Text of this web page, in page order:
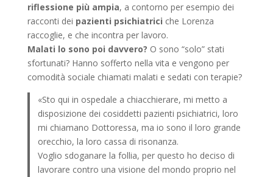
riflessione più ampia, a contorno per esempio dei
racconti dei pazienti psichiatrici che Lorenza
raccoglie, e che incontra per lavoro.
Malati lo sono poi davvero? O sono “solo” stati
sfortunati? Hanno sofferto nella vita e vengono per
comodità sociale chiamati malati e sedati con terapie?
«Sto qui in ospedale a chiacchierare, mi metto a
disposizione dei cosiddetti pazienti psichiatrici, loro
mi chiamano Dottoressa, ma io sono il loro grande
orecchio, la loro cassa di risonanza.
Voglio sdoganare la follia, per questo ho deciso di
lavorare contro una visione del mondo proprio nel